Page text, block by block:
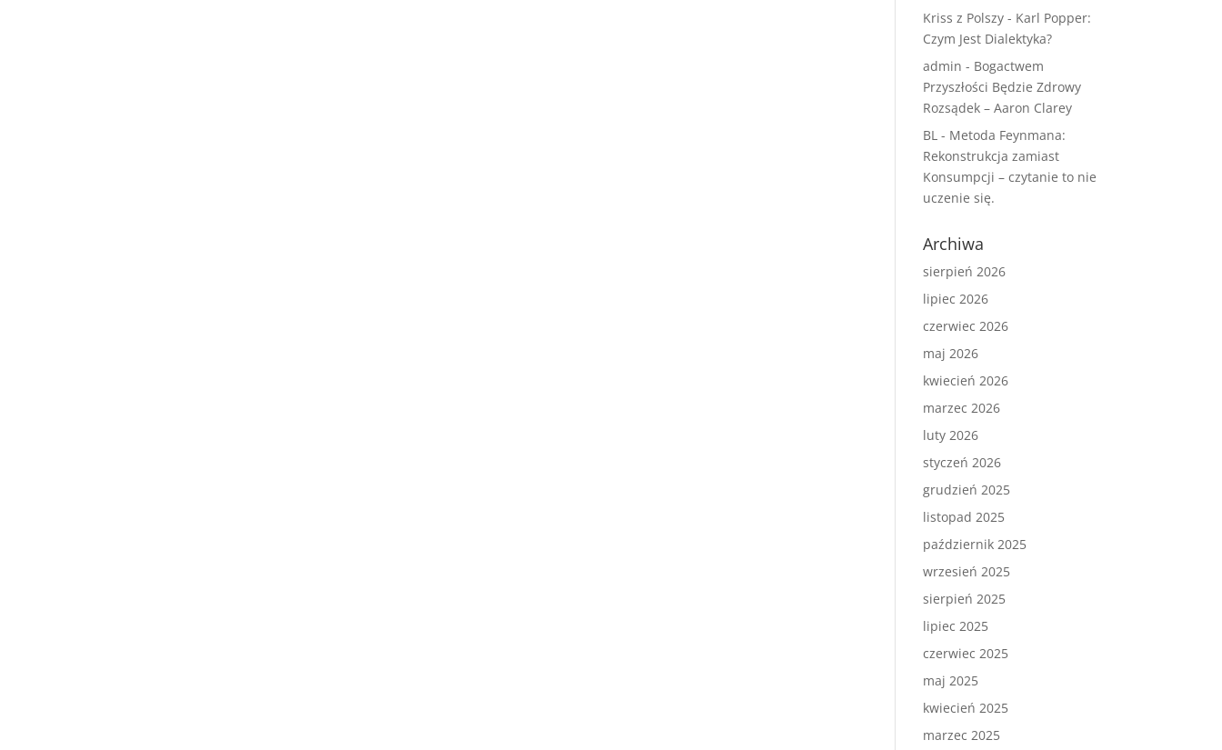
Kriss z Polszy - Karl Popper:
Czym Jest Dialektyka?
admin - Bogactwem
Przyszłości Będzie Zdrowy
Rozsądek – Aaron Clarey
BL - Metoda Feynmana:
Rekonstrukcja zamiast
Konsumpcji – czytanie to nie
uczenie się.
Archiwa
sierpień 2026
lipiec 2026
czerwiec 2026
maj 2026
kwiecień 2026
marzec 2026
luty 2026
styczeń 2026
grudzień 2025
listopad 2025
październik 2025
wrzesień 2025
sierpień 2025
lipiec 2025
czerwiec 2025
maj 2025
kwiecień 2025
marzec 2025